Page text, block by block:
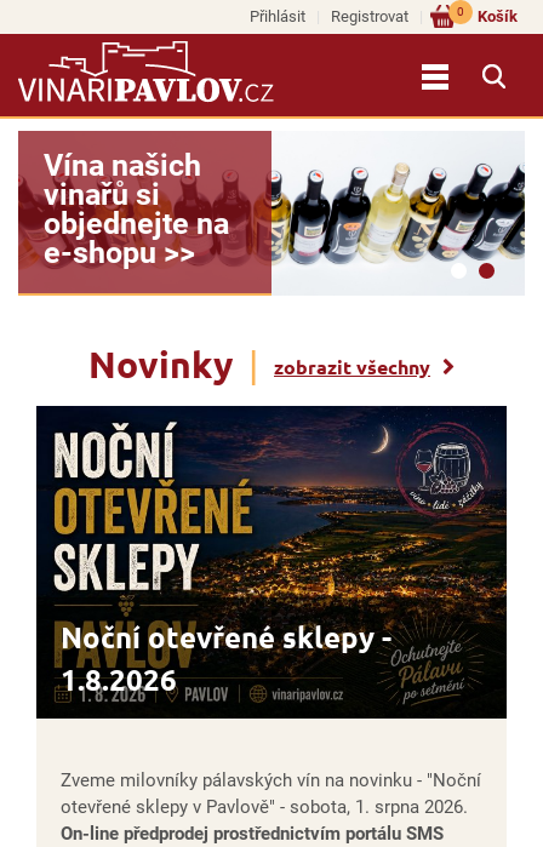
Přihlásit Registrovat Košík
0
Vína našich
vinařů si
objednejte na
e-shopu >>
Novinky | zobrazit všechny
Noční otevřené sklepy -
1.8.2026
Zveme milovníky pálavských vín na novinku - "Noční
otevřené sklepy v Pavlově" - sobota, 1. srpna 2026.
On-line předprodej prostřednictvím portálu SMS